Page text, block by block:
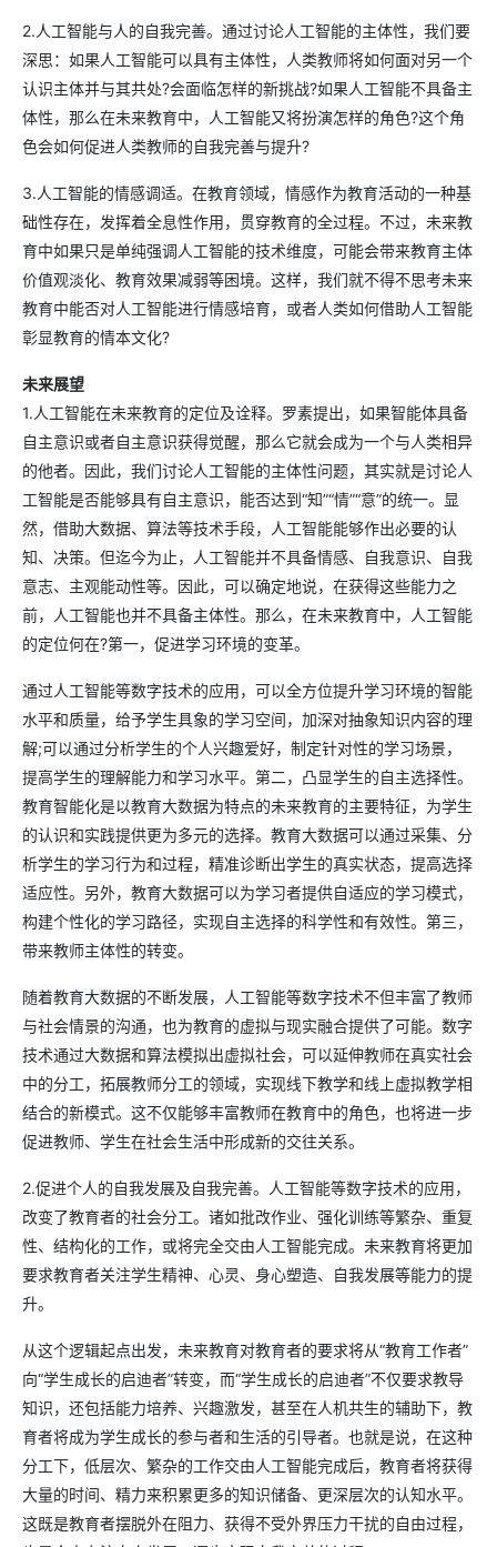
2.人工智能与人的自我完善。通过讨论人工智能的主体性，我们要
深思：如果人工智能可以具有主体性，人类教师将如何面对另一个
认识主体并与其共处?会面临怎样的新挑战?如果人工智能不具备主
体性，那么在未来教育中，人工智能又将扮演怎样的角色?这个角
色会如何促进人类教师的自我完善与提升?
3.人工智能的情感调适。在教育领域，情感作为教育活动的一种基
础性存在，发挥着全息性作用，贯穿教育的全过程。不过，未来教
育中如果只是单纯强调人工智能的技术维度，可能会带来教育主体
价值观淡化、教育效果减弱等困境。这样，我们就不得不思考未来
教育中能否对人工智能进行情感培育，或者人类如何借助人工智能
彰显教育的情本文化?
未来展望
1.人工智能在未来教育的定位及诠释。罗素提出，如果智能体具备
自主意识或者自主意识获得觉醒，那么它就会成为一个与人类相异
的他者。因此，我们讨论人工智能的主体性问题，其实就是讨论人
工智能是否能够具有自主意识，能否达到“知”“情”“意”的统一。显
然，借助大数据、算法等技术手段，人工智能能够作出必要的认
知、决策。但迄今为止，人工智能并不具备情感、自我意识、自我
意志、主观能动性等。因此，可以确定地说，在获得这些能力之
前，人工智能也并不具备主体性。那么，在未来教育中，人工智能
的定位何在?第一，促进学习环境的变革。
通过人工智能等数字技术的应用，可以全方位提升学习环境的智能
水平和质量，给予学生具象的学习空间，加深对抽象知识内容的理
解;可以通过分析学生的个人兴趣爱好，制定针对性的学习场景，
提高学生的理解能力和学习水平。第二，凸显学生的自主选择性。
教育智能化是以教育大数据为特点的未来教育的主要特征，为学生
的认识和实践提供更为多元的选择。教育大数据可以通过采集、分
析学生的学习行为和过程，精准诊断出学生的真实状态，提高选择
适应性。另外，教育大数据可以为学习者提供自适应的学习模式，
构建个性化的学习路径，实现自主选择的科学性和有效性。第三，
带来教师主体性的转变。
随着教育大数据的不断发展，人工智能等数字技术不但丰富了教师
与社会情景的沟通，也为教育的虚拟与现实融合提供了可能。数字
技术通过大数据和算法模拟出虚拟社会，可以延伸教师在真实社会
中的分工，拓展教师分工的领域，实现线下教学和线上虚拟教学相
结合的新模式。这不仅能够丰富教师在教育中的角色，也将进一步
促进教师、学生在社会生活中形成新的交往关系。
2.促进个人的自我发展及自我完善。人工智能等数字技术的应用，
改变了教育者的社会分工。诸如批改作业、强化训练等繁杂、重复
性、结构化的工作，或将完全交由人工智能完成。未来教育将更加
要求教育者关注学生精神、心灵、身心塑造、自我发展等能力的提
升。
从这个逻辑起点出发，未来教育对教育者的要求将从“教育工作者”
向“学生成长的启迪者”转变，而“学生成长的启迪者”不仅要求教导
知识，还包括能力培养、兴趣激发，甚至在人机共生的辅助下，教
育者将成为学生成长的参与者和生活的引导者。也就是说，在这种
分工下，低层次、繁杂的工作交由人工智能完成后，教育者将获得
大量的时间、精力来积累更多的知识储备、更深层次的认知水平。
这既是教育者摆脱外在阻力、获得不受外界压力干扰的自由过程，